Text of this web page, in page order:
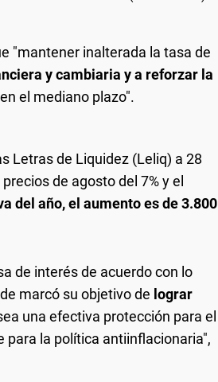
"mantener inalterada la tasa de
y cambiaria y a reforzar la
en el mediano plazo".
Letras de Liquidez (Leliq) a 28
de agosto del 7% y el
del año, el aumento es de 3.800
de interés de acuerdo con lo
marcó su objetivo de lograr
una efectiva protección para el
la política antiinflacionaria",